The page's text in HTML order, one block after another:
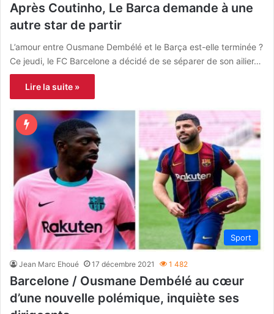
Après Coutinho, Le Barca demande à une
autre star de partir
L’amour entre Ousmane Dembélé et le Barça est-elle terminée ?
Ce jeudi, le FC Barcelone a décidé de se séparer de son ailier…
Lire la suite »
Sport
Jean Marc Ehoué 17 décembre 2021 1 482
Barcelone / Ousmane Dembélé au cœur
d’une nouvelle polémique, inquiète ses